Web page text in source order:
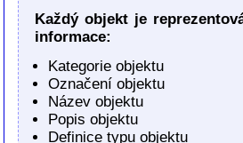
Každý objekt je
informace:
Kategorie objektu
Označení objektu
Název objektu
Popis objektu
Definice typu objektu